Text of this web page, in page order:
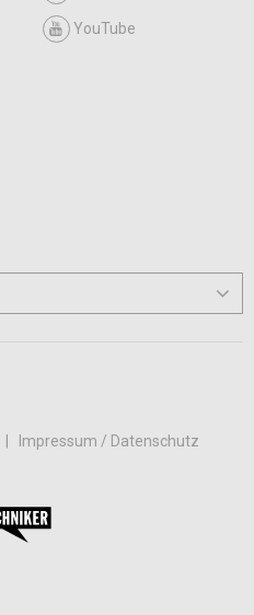
YouTube
Impressum / Datenschutz